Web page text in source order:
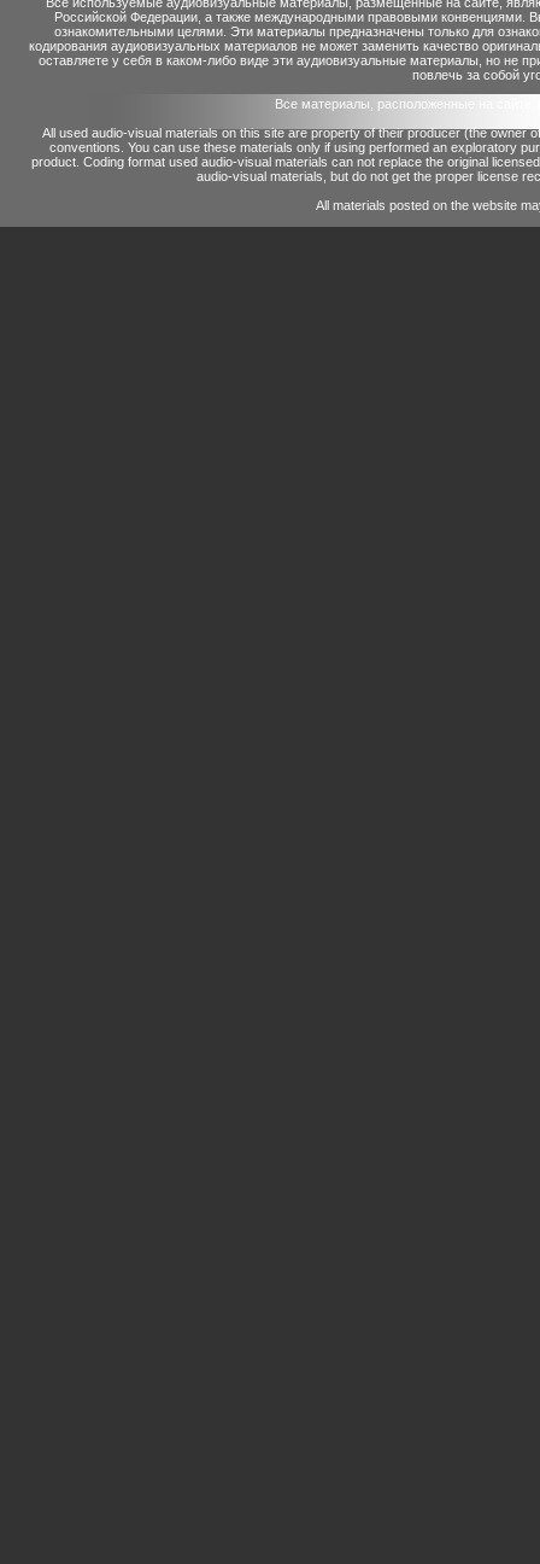
Российской Федерации, а также международными правовыми конвенциями.
ознакомительными целями. Эти материалы предназначены только для
кодирования аудиовизуальных материалов не может заменить качество
оставляете у себя в каком-либо виде эти аудиовизуальные материалы, но не
повлечь за собой
Все материалы, расположенные на сайте
All used audio-visual materials on this site are property of their producer (the owner
conventions. You can use these materials only if using performed an exploratory
product. Coding format used audio-visual materials can not replace the original
audio-visual materials, but do not get the proper license
All materials posted on the website